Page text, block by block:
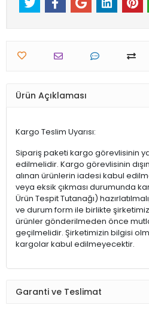
Ürün Açıklaması
Kargo Teslim Uyarısı:
Sipariş paketi kargo görevlisinin
edilmelidir. Kargo görevlisinin
alınan ürünlerin iadesi kabul
veya eksik çıkması durumunda
Ürün Tespit Tutanağı)
ve durum form ile birlikte
ürünler gönderilmeden önce
geçilmelidir. Şirketimizin bilgisi
kargolar kabul edilmeyecektir.
Garanti ve Teslimat